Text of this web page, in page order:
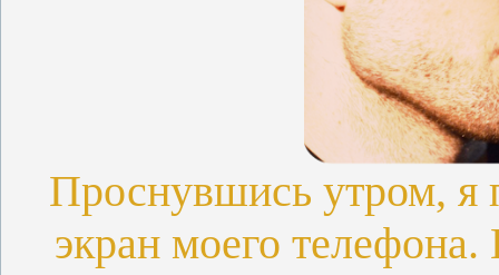
Проснувшись утром, я
экран моего